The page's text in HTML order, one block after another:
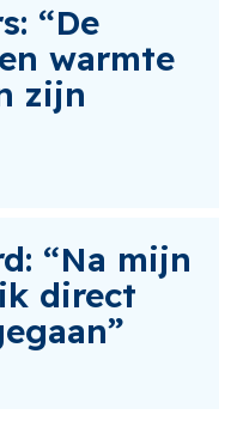
“De
warmte
zijn
“Na mijn
direct